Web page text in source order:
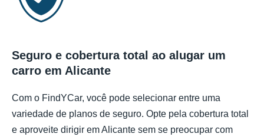
Seguro e cobertura total ao alugar um
carro em Alicante
Com o FindYCar, você pode selecionar entre uma
variedade de planos de seguro. Opte pela cobertura total
e aproveite dirigir em Alicante sem se preocupar com